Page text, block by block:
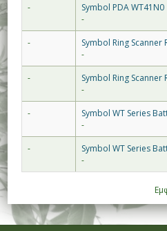
-
Symbol PDA WT41N0
-
-
Symbol Ring Scanner
-
-
Symbol Ring Scanner
-
-
Symbol WT Series
-
-
Symbol WT Series
-